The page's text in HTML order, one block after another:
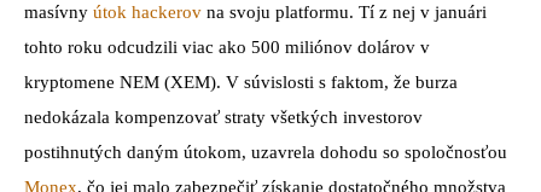
masívny útok hackerov na svoju platformu. Tí z nej v januári
tohto roku odcudzili viac ako 500 miliónov dolárov v
kryptomene NEM (XEM). V súvislosti s faktom, že burza
nedokázala kompenzovať straty všetkých investorov
postihnutých daným útokom, uzavrela dohodu so spoločnosťou
Monex, čo jej malo zabezpečiť získanie dostatočného množstva